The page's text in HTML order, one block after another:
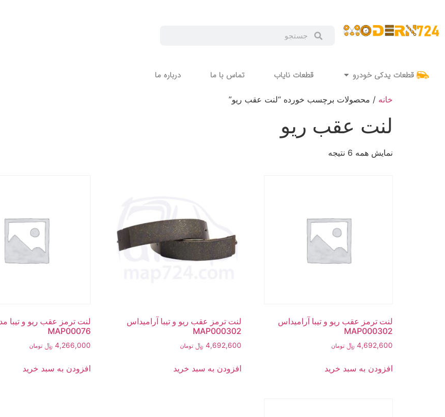
قطعات یدکی خودرو قطعات نایاب تماس با ما درباره ما
خانه / محصولات برچسب خورده “لنت عقب ریو”
لنت عقب ریو
نمایش همه 6 نتیجه
لنت ترمز عقب ریو و تیبا آرامیداس
MAP000302
4,692,600 ﷼ تومان
افزودن به سبد خرید
لنت ترمز عقب ریو و تیبا آرامیداس
MAP000302
4,692,600 ﷼ تومان
افزودن به سبد خرید
لنت ترمز عقب ریو و تیبا
MAP00076
4,266,000 ﷼ تومان
افزودن به سبد خرید